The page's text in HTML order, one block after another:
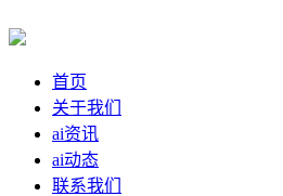
首页
关于我们
ai资讯
ai动态
联系我们